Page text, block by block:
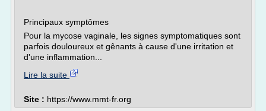
Principaux symptômes
Pour la mycose vaginale, les signes symptomatiques sont
parfois douloureux et gênants à cause d'une irritation et
d'une inflammation...
Lire la suite
Site : https://www.mmt-fr.org